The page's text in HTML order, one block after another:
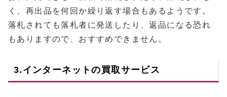
く、再出品を何回か繰り返す場合もあるようです。
落札されても落札者に発送したり、返品になる恐れ
もありますので、おすすめできません。
3.インターネットの買取サービス